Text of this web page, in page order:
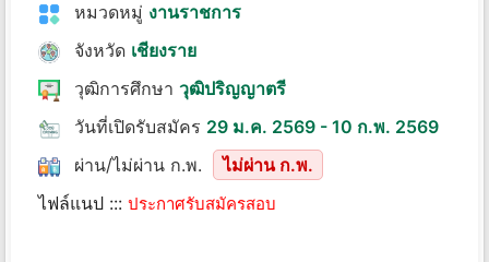
หมวดหมู่ งานราชการ
จังหวัด เชียงราย
วุฒิการศึกษา วุฒิปริญญาตรี
วันที่เปิดรับสมัคร 29 ม.ค. 2569 - 10 ก.พ. 2569
ผ่าน/ไม่ผ่าน ก.พ.
ไม่ผ่าน ก.พ.
ไฟล์แนป ::: ประกาศรับสมัครสอบ